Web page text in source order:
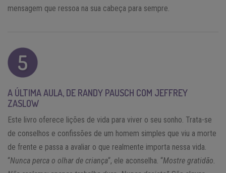
mensagem que ressoa na sua cabeça para sempre.
A ÚLTIMA AULA, DE RANDY PAUSCH COM JEFFREY
ZASLOW
Este livro oferece lições de vida para viver o seu sonho. Trata-se
de conselhos e confissões de um homem simples que viu a morte
de frente e passa a avaliar o que realmente importa nessa vida.
“Nunca perca o olhar de criança“, ele aconselha. “Mostre gratidão.